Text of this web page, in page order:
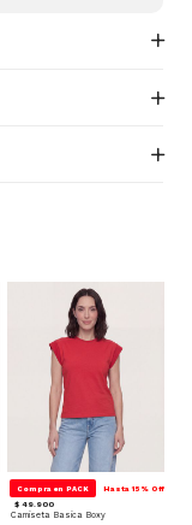
Compra en PACK Hasta 15% Off
$ 49.900
Camiseta Basica Boxy